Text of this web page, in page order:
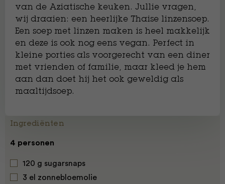
van de Aziatische keuken. Jullie vragen,
wij draaien: een heerlijke Thaise linzensoep.
Een soep met linzen maken is heel makkelijk
en deze is ook nog eens vegan. Perfect in
kleine porties als voorgerecht van een diner
met vrienden of familie, maar kleed je hem
aan dan doet hij het ook geweldig als
maaltijdsoep.
Ingrediënten
4 personen
120 g sugarsnaps
3 el zonnebloemolie